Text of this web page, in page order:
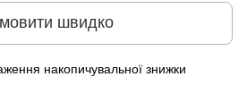
швидко
накопичувальної знижки